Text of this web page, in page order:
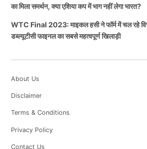
का मिला समर्थन, क्या एशिया कप में भाग नहीं लेगा भारत?
WTC Final 2023: माइकल हसी ने फॉर्म में चल रहे
डब्ल्यूटीसी फाइनल का सबसे महत्वपूर्ण खिलाड़ी
About Us
Disclaimer
Terms & Conditions
Privacy Policy
Contact Us